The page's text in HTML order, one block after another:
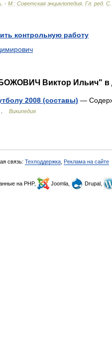
. - М : Советская энциклопедия Гл ред С
контрольную работу
Виктор Ильич" в
2008 (составы) —
Википедия
связь: Техподдержка Реклама на сайте
на PHP, Joomla, Drupal,